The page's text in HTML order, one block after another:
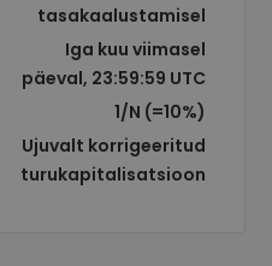
tasakaalustamisel
Iga kuu viimasel
päeval, 23:59:59 UTC
1/N (=10%)
Ujuvalt korrigeeritud
turukapitalisatsioon